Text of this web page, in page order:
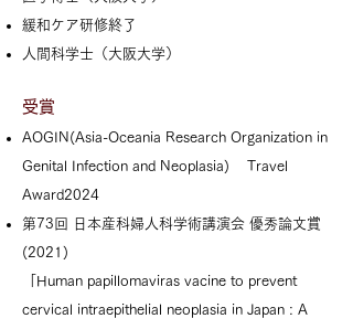
緩和ケア研修終了
人間科学士（大阪大学）
受賞
AOGIN(Asia-Oceania Research Organization in
Genital Infection and Neoplasia) Travel
Award2024
第73回 日本産科婦人科学術講演会 優秀論文賞
(2021)
「Human papillomaviras vacine to prevent
cervical intraepithelial neoplasia in Japan : A